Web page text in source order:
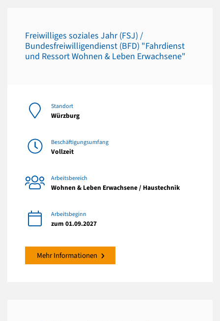
Freiwilliges soziales Jahr (FSJ) /
Bundesfreiwilligendienst (BFD) "Fahrdienst
und Ressort Wohnen & Leben Erwachsene"
Standort
Würzburg
Beschäftigungsumfang
Vollzeit
Arbeitsbereich
Wohnen & Leben Erwachsene / Haustechnik
Arbeitsbeginn
zum 01.09.2027
Mehr Informationen